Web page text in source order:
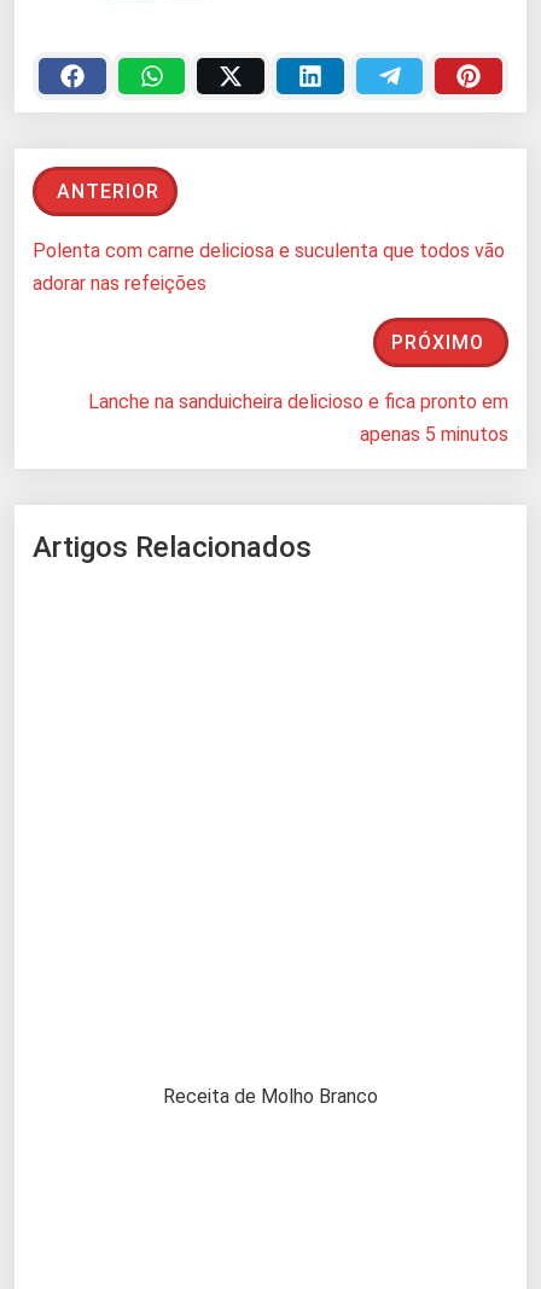
ANTERIOR
Polenta com carne deliciosa e suculenta que todos vão
adorar nas refeições
PRÓXIMO
Lanche na sanduicheira delicioso e fica pronto em
apenas 5 minutos
Artigos Relacionados
Receita de Molho Branco